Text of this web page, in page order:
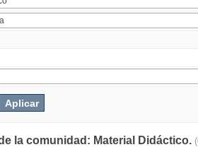
la comunidad: Material Didáctico.